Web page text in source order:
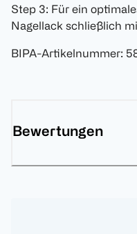
Step 3: Für ein
Nagellack schließlich
BIPA-Artikelnummer:
Bewertungen